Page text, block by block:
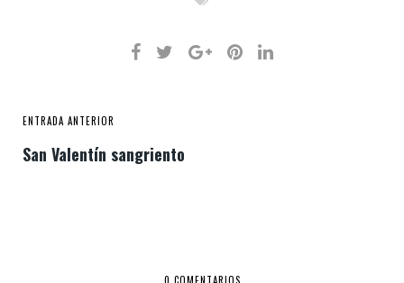
ENTRADA ANTERIOR
San Valentín sangriento